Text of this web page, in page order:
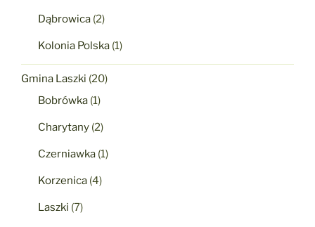
Dąbrowica (2)
Kolonia Polska (1)
Gmina Laszki (20)
Bobrówka (1)
Charytany (2)
Czerniawka (1)
Korzenica (4)
Laszki (7)